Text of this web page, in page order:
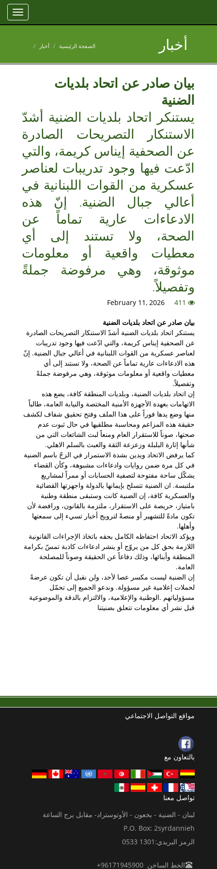
أخبار الصفحة الرئيسية أخبار
بيان صادر عن اتحاد بلديات
الضنية
يستنكر اتحاد بلديات الضنية أشدّ
الاستنكار التصريحات الصادرة
عن الصحفية إيناس كريمة، والتي
ادّعت فيها وجود تدريبات لعناصر
عسكرية من القوات اللبنانية في
أعالي جبال الضنية. إنّ هذه
الادعاءات عارية تماماً عن
الصحة، ولا تستند إلى أي
معطيات واقعية أو معلومات
موثوقة، وهي مرفوضة جملةً
وتفصيلاً.
411
February 11, 2026
بيان صادر عن اتحاد بلديات الضنية
يستنكر اتحاد بلديات الضنية أشدّ الاستنكار التصريحات الصادرة
عن الصحفية إيناس كريمة، والتي ادّعت فيها وجود تدريبات
لعناصر عسكرية من القوات اللبنانية في أعالي جبال الضنية. إنّ
هذه الادعاءات عارية تماماً عن الصحة، ولا تستند إلى أي
معطيات واقعية أو معلومات موثوقة، وهي مرفوضة جملةً
وتفصيلاً.
إن اتحاد بلديات الضنية، وبلديات المنطقة كافة، يضع هذه
الاتهامات بعهدة الأجهزة الأمنية المختصة والنيابة العامة، طالباً
منها وضع يدها فوراً على هذا الملف وفتح تحقيق شفاف لكشف
حقيقة هذه المزاعم ومحاسبة مطلقيها في حال ثبوت عدم
صحتها، صوناً للاستقرار العام ومنعاً لبث الشائعات التي من
شأنها إثارة البلبلة وزعزعة الثقة والعبث بالسلم الاهلي.
كما يرفض الاتحاد ويدين بشدة الاستمرار في الزجّ باسم الضنية
في كل مرة ضمن روايات وادعاءات مشبوهة، وكأن القضاء
يشكّل ساحة مفتوحة لتصفية الحسابات أو ممراً لمشاريع
ملتبسة. ان الضنية تتسلح بإيمانها بالدولة واجهزتها القضائية
والعسكرية كافة، إن الضنية كانت وستبقى منطقة وطنية
بامتياز، حريصة على الاستقرار، ملتزمة بالقانون، ورافضة لأن
تكون مادةً للتشهير أو منصةً لترويج أخبار تسيء إلى سمعتها
وأهلها.
ويؤكد الاتحاد احتفاظه الكامل بحقه باتخاذ الإجراءات القانونية
اللازمة بحق كل من يروّج أو ينشر ادعاءات كاذبة تمسّ بكرامة
المنطقة وأبنائها، وذلك دفاعاً عن الحقيقة وصوناً للمصلحة
العامة.
إن الضنية ليست مكسر عصا لأحد، ولن نقبل أن تكون عرضةً
لحملات إعلامية غير مسؤولة. وندعو الجميع إلى تحمّل
مسؤولياتهم .الوطنية والإعلامية، والالتزام بالدقة والموضوعية
قبل نشر أي معلومات تتعلق بضنيتنا
مواقع التواصل الاجتماعي
بالتعاون مع
تواصل معنا
لبنان - الضنية - بخعون - الأوتوستراد- مقابل برج الساعة
P.O. Box: 2syrdannieh
الرمز البريدي:1301 0533
الخط الساخن 96171945900+